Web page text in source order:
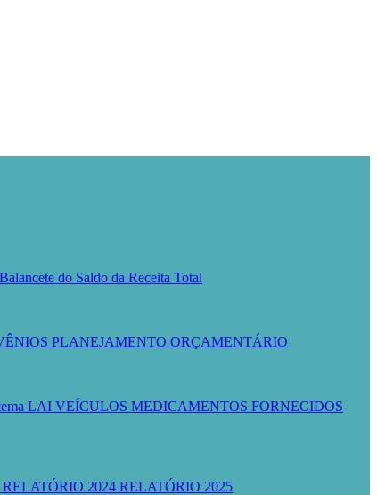
Balancete do Saldo da Receita Total
PLANEJAMENTO ORÇAMENTÁRIO
LAI VEÍCULOS MEDICAMENTOS FORNECIDOS
RELATÓRIO 2024 RELATÓRIO 2025